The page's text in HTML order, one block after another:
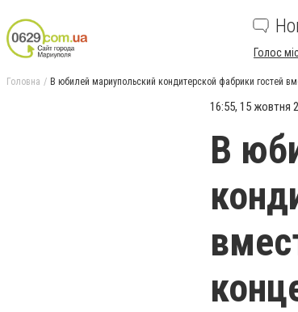
Голос
Головна В юбилей мариупольский кондитерской фабрики гостей
16:55, 15 жовтня
В